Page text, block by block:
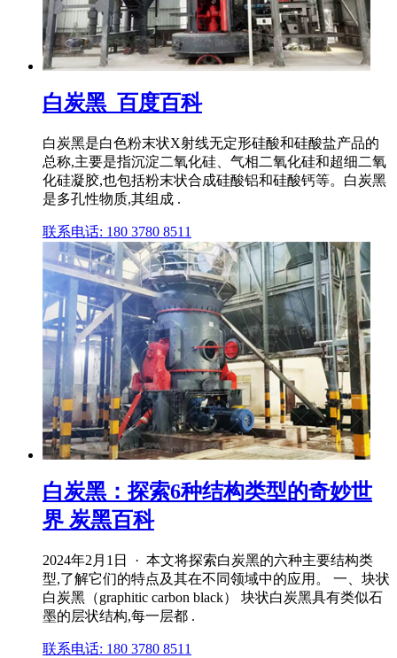
白炭黑_百度百科
白炭黑是白色粉末状X射线无定形硅酸和硅酸盐产品的
总称,主要是指沉淀二氧化硅、气相二氧化硅和超细二氧
化硅凝胶,也包括粉末状合成硅酸铝和硅酸钙等。白炭黑
是多孔性物质,其组成 .
联系电话: 180 3780 8511
白炭黑：探索6种结构类型的奇妙世
界 炭黑百科
2024年2月1日 · 本文将探索白炭黑的六种主要结构类
型,了解它们的特点及其在不同领域中的应用。 一、块状
白炭黑（graphitic carbon black） 块状白炭黑具有类似石
墨的层状结构,每一层都 .
联系电话: 180 3780 8511